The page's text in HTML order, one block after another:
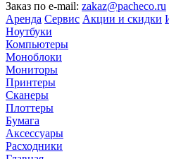
Заказ по e-mail: zakaz@pacheco.ru
Аренда Сервис Акции и скидки
Ноутбуки
Компьютеры
Моноблоки
Мониторы
Принтеры
Сканеры
Плоттеры
Бумага
Аксессуары
Расходники